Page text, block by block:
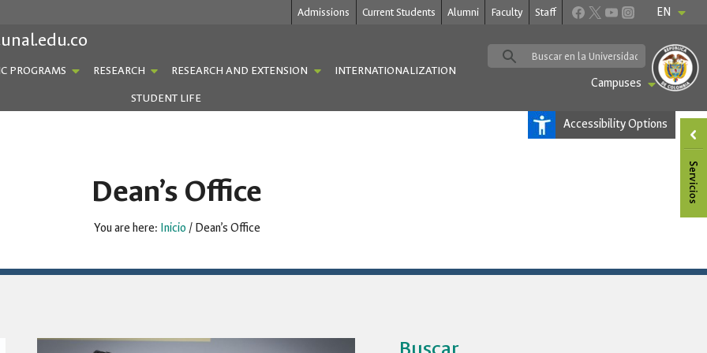
Admissions Current Students Alumni Faculty Staff EN
PROGRAMS RESEARCH RESEARCH AND EXTENSION
INTERNATIONALIZATION
STUDENT LIFE
Campuses
Accessibility Options
Dean’s Office
You are here: Inicio / Dean’s Office